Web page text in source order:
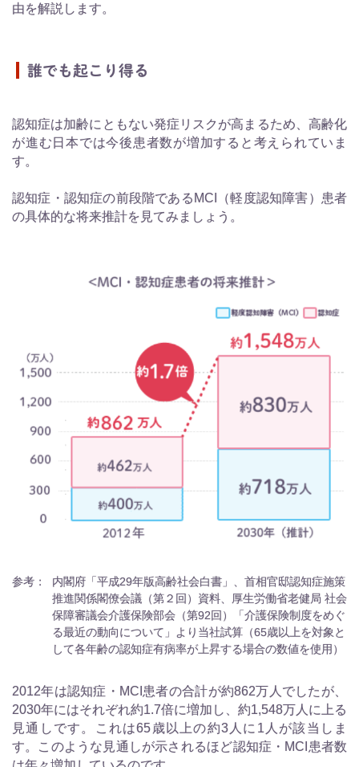
由を解説します。
誰でも起こり得る
認知症は加齢にともない発症リスクが高まるため、高齢化
が進む日本では今後患者数が増加すると考えられていま
す。
認知症・認知症の前段階であるMCI（軽度認知障害）患者
の具体的な将来推計を見てみましょう。
参考： 内閣府「平成29年版高齢社会白書」、首相官邸認知症施策
推進関係閣僚会議（第２回）資料、厚生労働省老健局 社会
保障審議会介護保険部会（第92回）「介護保険制度をめぐ
る最近の動向について」より当社試算（65歳以上を対象と
して各年齢の認知症有病率が上昇する場合の数値を使用）
2012年は認知症・MCI患者の合計が約862万人でしたが、
2030年にはそれぞれ約1.7倍に増加し、約1,548万人に上る
見通しです。これは65歳以上の約3人に1人が該当しま
す。このような見通しが示されるほど認知症・MCI患者数